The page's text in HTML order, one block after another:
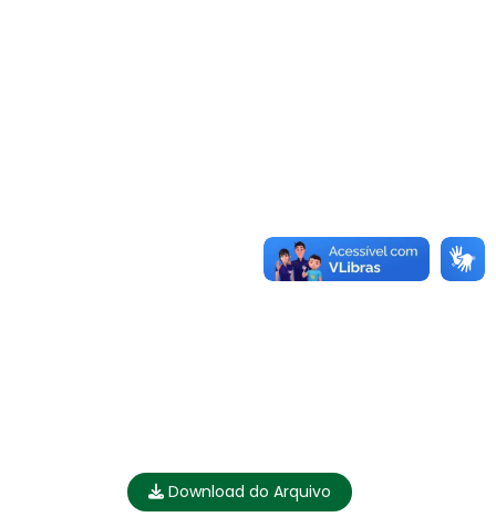
Download do Arquivo